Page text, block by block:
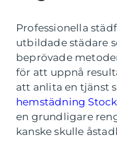
Professionella
utbildade städare
beprövade
för att uppnå
att anlita en tjänst
hemstädning
en grundligare
kanske skulle